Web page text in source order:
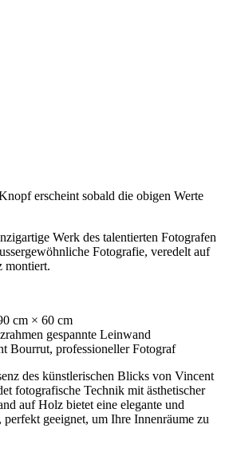
erscheint sobald die obigen Werte
Werk des talentierten Fotografen
Fotografie, veredelt auf
montiert.
cm × 60 cm
gespannte Leinwand
Bourrut, professioneller Fotograf
des künstlerischen Blicks von Vincent
fotografische Technik mit ästhetischer
auf Holz bietet eine elegante und
perfekt geeignet, um Ihre Innenräume zu